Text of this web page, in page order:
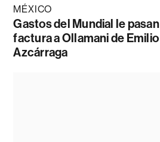
MÉXICO
Gastos del Mundial le pasan
factura a Ollamani de Emilio
Azcárraga